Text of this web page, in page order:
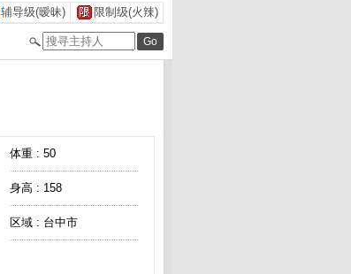
辅导级(暧昧) 限制级(火辣)
体重 : 50
身高 : 158
区域 : 台中市